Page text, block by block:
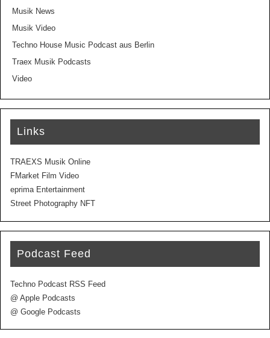
Musik News
Musik Video
Techno House Music Podcast aus Berlin
Traex Musik Podcasts
Video
Links
TRAEXS Musik Online
FMarket Film Video
eprima Entertainment
Street Photography NFT
Podcast Feed
Techno Podcast RSS Feed
@ Apple Podcasts
@ Google Podcasts